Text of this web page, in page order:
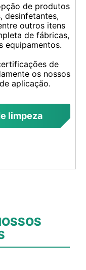
de produtos
desinfetantes,
outros itens
de fábricas,
equipamentos.
de
os nossos
aplicação.
limpeza